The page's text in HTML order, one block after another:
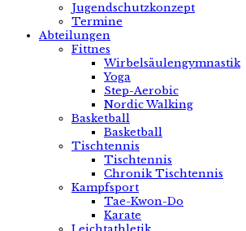
Jugendschutzkonzept
Termine
Abteilungen
Fittnes
Wirbelsäulengymnastik
Yoga
Step-Aerobic
Nordic Walking
Basketball
Basketball
Tischtennis
Tischtennis
Chronik Tischtennis
Kampfsport
Tae-Kwon-Do
Karate